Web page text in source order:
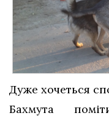
Дуже хочеться
Бахмута